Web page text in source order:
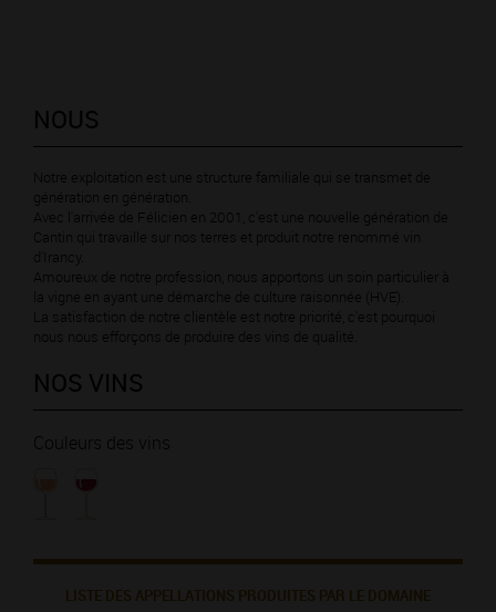
NOUS
Notre exploitation est une structure familiale qui se transmet de
génération en génération.
Avec l'arrivée de Félicien en 2001, c'est une nouvelle génération de
Cantin qui travaille sur nos terres et produit notre renommé vin
d'Irancy.
Amoureux de notre profession, nous apportons un soin particulier à
la vigne en ayant une démarche de culture raisonnée (HVE).
La satisfaction de notre clientèle est notre priorité, c'est pourquoi
nous nous efforçons de produire des vins de qualité.
NOS VINS
Couleurs des vins
LISTE DES APPELLATIONS PRODUITES PAR LE DOMAINE